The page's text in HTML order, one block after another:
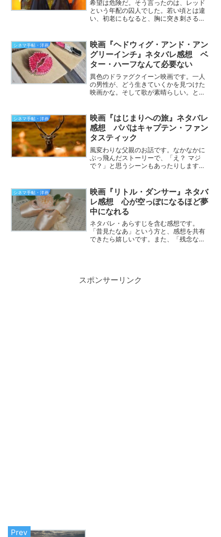
希望は危険だ。そう言ったのは、レッド
という年配の囚人でした。若い頃とは違
い、初老にもなると、胸に突き刺さる言
には、その問いの答えがあるような気が
します。希望は光か、それ...
シネマ手帖・洋画
映画『ヘドウィグ・アンド・アン
グリーインチ』ネタバレ感想 ベ
ター・ハーフなんて必要ない
異色のドラァグクイーン映画です。一人
の男性が、どう生きていくかを見つけた
映画かな。そして歌が素晴らしい。とく
の「ミッドナイト・レディオ」への流れ
が鳥肌立ちます。かつてこの...
シネマ手帖・洋画
映画『はじまりへの旅』ネタバレ
感想 パパはキャプテン・ファン
タスティック
風変わりな父親のお話です。なかなかに
ぶっ飛んだストーリーで、「え？ マジ
で？」と思うシーンもあったりします
うわけで、この映画の感想を語ってみた
いと思います。「見た見た！...
シネマ手帖・洋画
映画『リトル・ダンサー』ネタバ
レ感想 心が空っぽになるほど夢
中になれる
ネタバレ・あらすじを含む感想です。
「昔見たなあ」という方と、感想を共有
できたら嬉しいです。また、「残念なが
スポンサーリンク